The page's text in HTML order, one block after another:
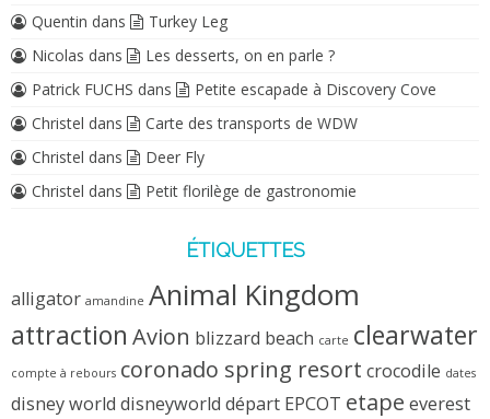
Quentin dans
Turkey Leg
Nicolas dans
Les desserts, on en parle ?
Patrick FUCHS dans
Petite escapade à Discovery Cove
Christel dans
Carte des transports de WDW
Christel dans
Deer Fly
Christel dans Petit florilège de gastronomie
ÉTIQUETTES
alligator amandine Animal Kingdom
attraction Avion blizzard beach carte clearwater
compte à rebours coronado spring resort crocodile dates
disney world disneyworld départ EPCOT etape everest